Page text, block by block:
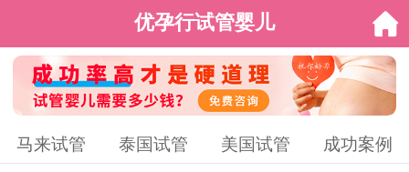
优孕行试管婴儿
马来试管 泰国试管 美国试管 成功案例